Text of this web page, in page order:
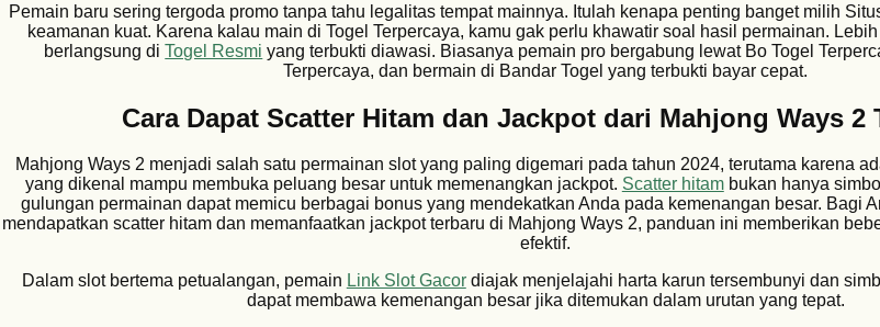
Pemain baru sering tergoda promo tanpa tahu legalitas tempat mainnya. Itulah kenapa penting banget milih
keamanan kuat. Karena kalau main di Togel Terpercaya, kamu gak perlu khawatir soal hasil permainan.
berlangsung diTogel Resmi yang terbukti diawasi. Biasanya pemain pro bergabung lewat Bo Togel
Terpercaya, dan bermain di Bandar Togel yang terbukti bayar cepat.
Cara Dapat Scatter Hitam dan Jackpot dari Mahjong Ways 2
Mahjong Ways 2 menjadi salah satu permainan slot yang paling digemari pada tahun 2024, terutama karena
yang dikenal mampu membuka peluang besar untuk memenangkan jackpot. Scatter hitambukan hanya
gulungan permainan dapat memicu berbagai bonus yang mendekatkan Anda pada kemenangan besar. Bagi
mendapatkan scatter hitam dan memanfaatkan jackpot terbaru di Mahjong Ways 2, panduan ini memberikan
efektif.
Dalam slot bertema petualangan, pemain Link Slot Gacordiajak menjelajahi harta karun tersembunyi dan
dapat membawa kemenangan besar jika ditemukan dalam urutan yang tepat.